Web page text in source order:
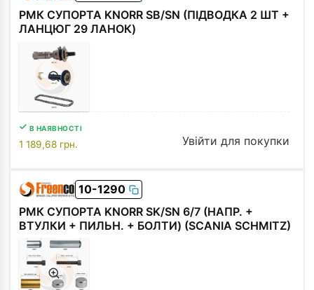
РМК СУПОРТА KNORR SB/SN (ПІДВОДКА 2 ШТ +
ЛАНЦЮГ 29 ЛАНОК)
В НАЯВНОСТІ
1 189,68 грн. Увійти для покупки
10-1290
РМК СУПОРТА KNORR SK/SN 6/7 (НАПР. +
ВТУЛКИ + ПИЛЬН. + БОЛТИ) (SCANIA SCHMITZ)